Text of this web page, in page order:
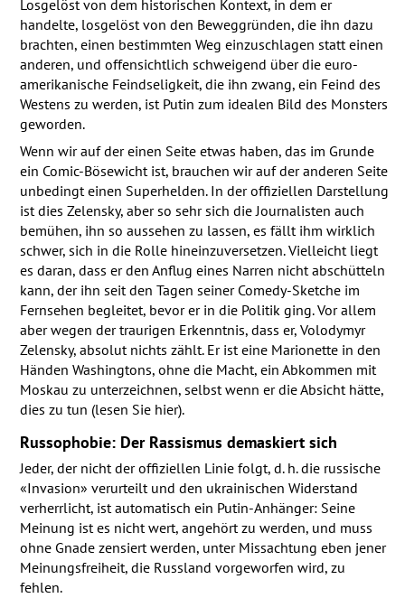
Losgelöst von dem historischen Kontext, in dem er
handelte, losgelöst von den Beweggründen, die ihn dazu
brachten, einen bestimmten Weg einzuschlagen statt einen
anderen, und offensichtlich schweigend über die euro-
amerikanische Feindseligkeit, die ihn zwang, ein Feind des
Westens zu werden, ist Putin zum idealen Bild des Monsters
geworden.
Wenn wir auf der einen Seite etwas haben, das im Grunde
ein Comic-Bösewicht ist, brauchen wir auf der anderen Seite
unbedingt einen Superhelden. In der offiziellen Darstellung
ist dies Zelensky, aber so sehr sich die Journalisten auch
bemühen, ihn so aussehen zu lassen, es fällt ihm wirklich
schwer, sich in die Rolle hineinzuversetzen. Vielleicht liegt
es daran, dass er den Anflug eines Narren nicht abschütteln
kann, der ihn seit den Tagen seiner Comedy-Sketche im
Fernsehen begleitet, bevor er in die Politik ging. Vor allem
aber wegen der traurigen Erkenntnis, dass er, Volodymyr
Zelensky, absolut nichts zählt. Er ist eine Marionette in den
Händen Washingtons, ohne die Macht, ein Abkommen mit
Moskau zu unterzeichnen, selbst wenn er die Absicht hätte,
dies zu tun (lesen Sie hier).
Russophobie: Der Rassismus demaskiert sich
Jeder, der nicht der offiziellen Linie folgt, d. h. die russische
«Invasion» verurteilt und den ukrainischen Widerstand
verherrlicht, ist automatisch ein Putin-Anhänger: Seine
Meinung ist es nicht wert, angehört zu werden, und muss
ohne Gnade zensiert werden, unter Missachtung eben jener
Meinungsfreiheit, die Russland vorgeworfen wird, zu
fehlen.